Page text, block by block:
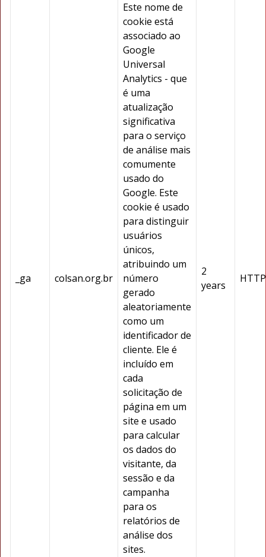
_ga colsan.org.br
Este nome de
cookie está
associado ao
Google
Universal
Analytics - que
é uma
atualização
significativa
para o serviço
de análise mais
comumente
usado do
Google. Este
cookie é usado
para distinguir
usuários
únicos,
atribuindo um
número
gerado
aleatoriamente
como um
identificador de
cliente. Ele é
incluído em
cada
solicitação de
página em um
site e usado
para calcular
os dados do
visitante, da
sessão e da
campanha
para os
relatórios de
análise dos
sites.
2
years
HTTP